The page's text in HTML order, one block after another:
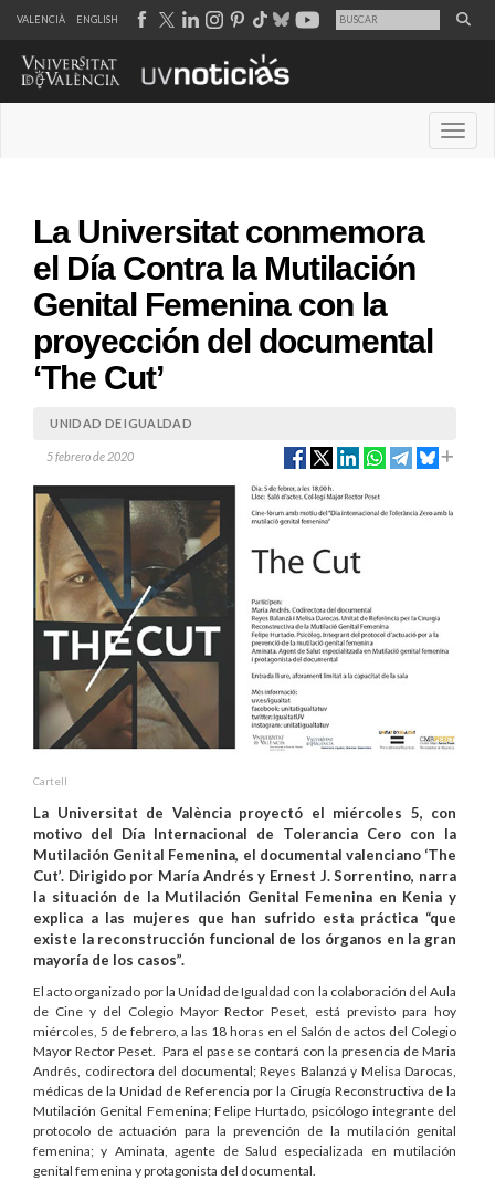
VALENCIÀ ENGLISH
La Universitat conmemora
el Día Contra la Mutilación
Genital Femenina con la
proyección del documental
‘The Cut’
UNIDAD DE IGUALDAD
5 febrero de 2020
Cartell
La Universitat de València proyectó el miércoles 5, con
motivo del Día Internacional de Tolerancia Cero con la
Mutilación Genital Femenina, el documental valenciano ‘The
Cut’. Dirigido por María Andrés y Ernest J. Sorrentino, narra
la situación de la Mutilación Genital Femenina en Kenia y
explica a las mujeres que han sufrido esta práctica “que
existe la reconstrucción funcional de los órganos en la gran
mayoría de los casos”.
El acto organizado por la Unidad de Igualdad con la colaboración del Aula
de Cine y del Colegio Mayor Rector Peset, está previsto para hoy
miércoles, 5 de febrero, a las 18 horas en el Salón de actos del Colegio
Mayor Rector Peset. Para el pase se contará con la presencia de Maria
Andrés, codirectora del documental; Reyes Balanzá y Melisa Darocas,
médicas de la Unidad de Referencia por la Cirugía Reconstructiva de la
Mutilación Genital Femenina; Felipe Hurtado, psicólogo integrante del
protocolo de actuación para la prevención de la mutilación genital
femenina; y Aminata, agente de Salud especializada en mutilación
genital femenina y protagonista del documental.